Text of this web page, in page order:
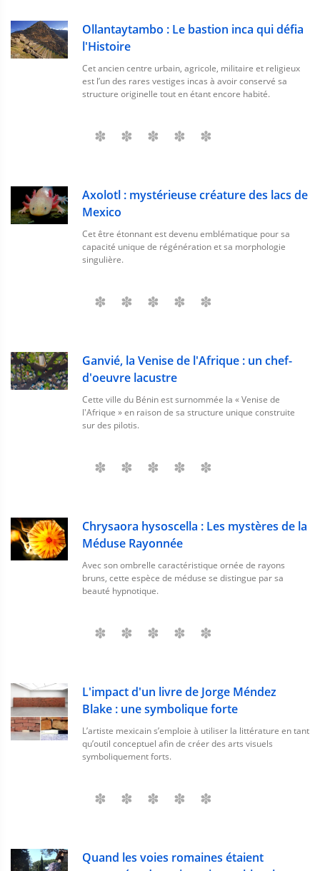
Ollantaytambo : Le bastion inca qui défia
l'Histoire
Cet ancien centre urbain, agricole, militaire et religieux
est l’un des rares vestiges incas à avoir conservé sa
structure originelle tout en étant encore habité.
Axolotl : mystérieuse créature des lacs de
Mexico
Cet être étonnant est devenu emblématique pour sa
capacité unique de régénération et sa morphologie
singulière.
Ganvié, la Venise de l'Afrique : un chef-
d'oeuvre lacustre
Cette ville du Bénin est surnommée la « Venise de
l'Afrique » en raison de sa structure unique construite
sur des pilotis.
Chrysaora hysoscella : Les mystères de la
Méduse Rayonnée
Avec son ombrelle caractéristique ornée de rayons
bruns, cette espèce de méduse se distingue par sa
beauté hypnotique.
L'impact d'un livre de Jorge Méndez
Blake : une symbolique forte
L’artiste mexicain s’emploie à utiliser la littérature en tant
qu’outil conceptuel afin de créer des arts visuels
symboliquement forts.
Quand les voies romaines étaient